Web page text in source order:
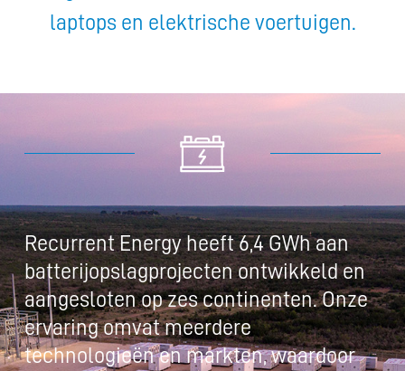
laptops en elektrische voertuigen.
Recurrent Energy heeft 6,4 GWh aan
batterijopslagprojecten ontwikkeld en
aangesloten op zes continenten. Onze
ervaring omvat meerdere
technologieën en markten, waardoor